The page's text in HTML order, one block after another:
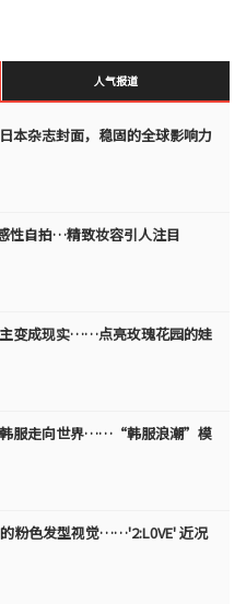
人气报道
本杂志封面，稳固的全球影响力
性自拍…精致妆容引人注目
变成现实……点亮玫瑰花园的娃
韩服走向世界……“韩服浪潮”模
粉色发型视觉……'2:L0VE' 近况